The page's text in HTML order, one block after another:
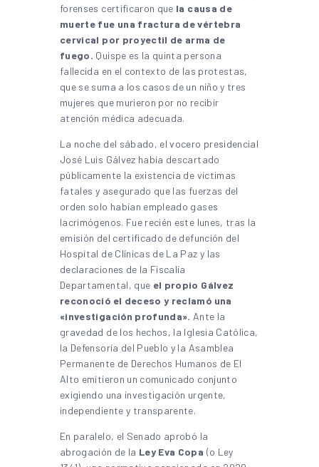
forenses certificaron que la causa de
muerte fue una fractura de vértebra
cervical por proyectil de arma de
fuego. Quispe es la quinta persona
fallecida en el contexto de las protestas,
que se suma a los casos de un niño y tres
mujeres que murieron por no recibir
atención médica adecuada.
La noche del sábado, el vocero presidencial
José Luis Gálvez había descartado
públicamente la existencia de víctimas
fatales y asegurado que las fuerzas del
orden solo habían empleado gases
lacrimógenos. Fue recién este lunes, tras la
emisión del certificado de defunción del
Hospital de Clínicas de La Paz y las
declaraciones de la Fiscalía
Departamental, que el propio Gálvez
reconoció el deceso y reclamó una
«investigación profunda». Ante la
gravedad de los hechos, la Iglesia Católica,
la Defensoría del Pueblo y la Asamblea
Permanente de Derechos Humanos de El
Alto emitieron un comunicado conjunto
exigiendo una investigación urgente,
independiente y transparente.
En paralelo, el Senado aprobó la
abrogación de la Ley Eva Copa (o Ley